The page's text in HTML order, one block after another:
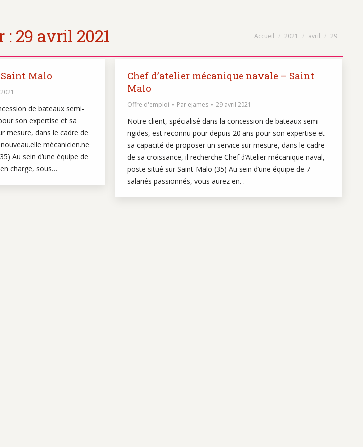
: 29 avril 2021 Vous êtes ici :
Accueil 2021 avril 29
Malo
de bateaux semi-
son expertise et sa
mesure, dans le cadre de
mécanicien.ne
Au sein d’une équipe de
charge, sous…
Chef d’atelier mécanique navale – Saint
Malo
Offre d'emploi Par ejames 29 avril 2021
Notre client, spécialisé dans la concession de bateaux semi-
rigides, est reconnu pour depuis 20 ans pour son expertise et
sa capacité de proposer un service sur mesure, dans le cadre
de sa croissance, il recherche Chef d’Atelier mécanique naval,
poste situé sur Saint-Malo (35) Au sein d’une équipe de 7
salariés passionnés, vous aurez en…